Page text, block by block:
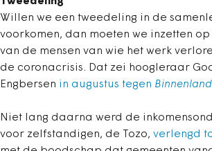
Willen we een tweedeling in de
voorkomen, dan moeten we inzetten op
van de mensen van wie het werk
de coronacrisis. Dat zei hoogleraar
Engbersen in augustus tegen
Niet lang daarna werd de
voor zelfstandigen, de Tozo, verlengd